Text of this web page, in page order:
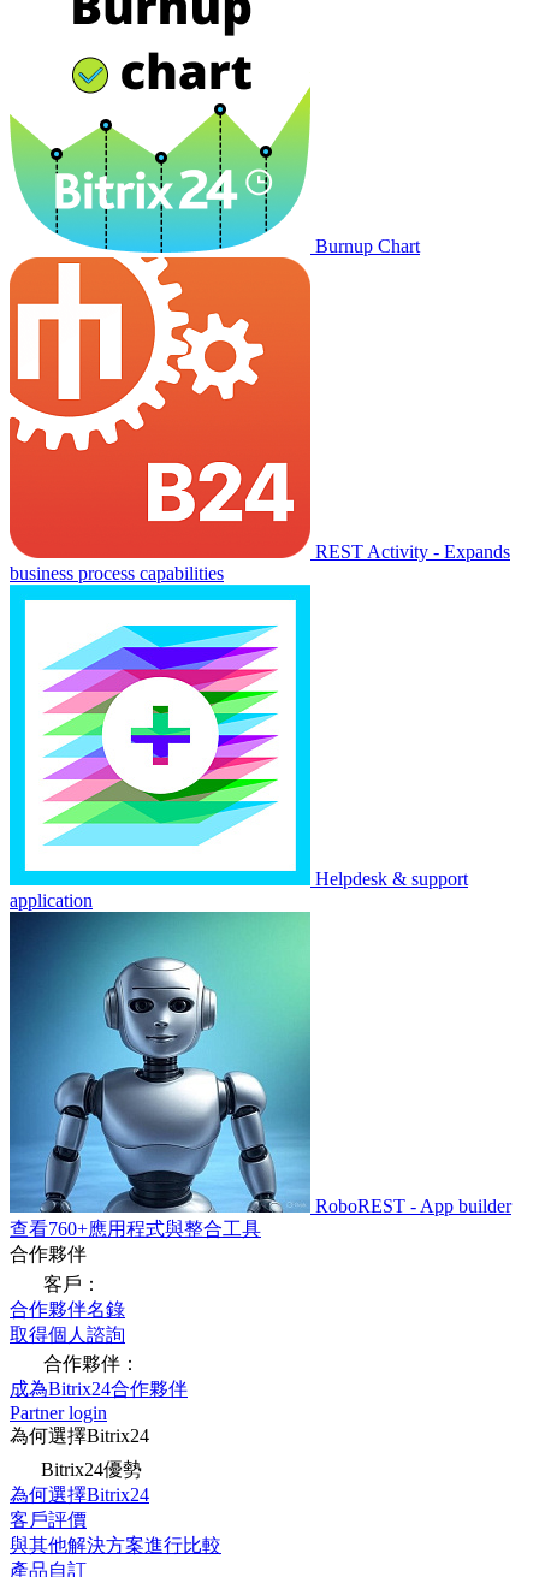
Burnup Chart
REST Activity - Expands
business process capabilities
Helpdesk & support
application
RoboREST - App builder
查看760+應用程式與整合工具
合作夥伴
客戶：
合作夥伴名錄
取得個人諮詢
合作夥伴：
成為Bitrix24合作夥伴
Partner login
為何選擇Bitrix24
Bitrix24優勢
為何選擇Bitrix24
客戶評價
與其他解決方案進行比較
產品自訂